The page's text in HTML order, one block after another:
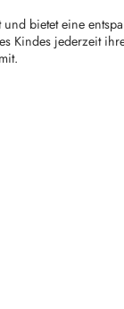
bietet eine
Kindes jederzeit